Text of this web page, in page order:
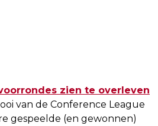
zien te overleven
van de Conference League
gespeelde (en gewonnen)